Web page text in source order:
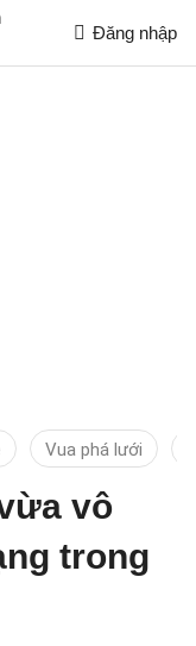
Đăng nhập
Vua phá lưới
vô
trong